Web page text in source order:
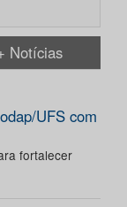
Notícias
UFS com
fortalecer